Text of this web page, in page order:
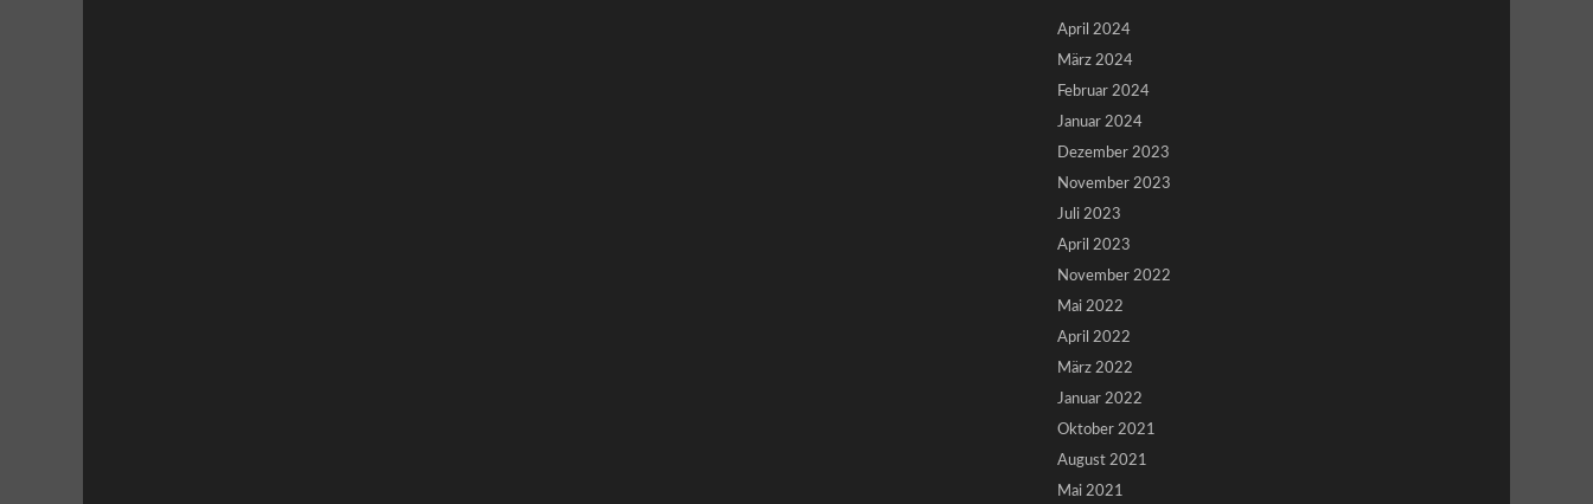
April 2024
März 2024
Februar 2024
Januar 2024
Dezember 2023
November 2023
Juli 2023
April 2023
November 2022
Mai 2022
April 2022
März 2022
Januar 2022
Oktober 2021
August 2021
Mai 2021